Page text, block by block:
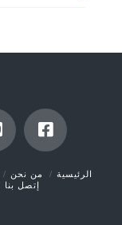
الرئيسية من نحن
إتصل بنا